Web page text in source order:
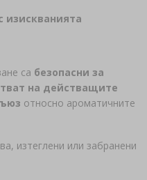
изискванията
са безопасни за
на действащите
относно ароматичните
изтеглени или забранени